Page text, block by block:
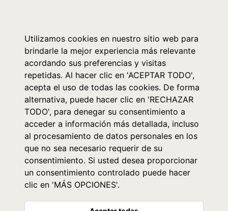
Utilizamos cookies en nuestro sitio web para
brindarle la mejor experiencia más relevante
acordando sus preferencias y visitas
repetidas. Al hacer clic en 'ACEPTAR TODO',
acepta el uso de todas las cookies. De forma
alternativa, puede hacer clic en 'RECHAZAR
TODO', para denegar su consentimiento a
acceder a información más detallada, incluso
al procesamiento de datos personales en los
que no sea necesario requerir de su
consentimiento. Si usted desea proporcionar
un consentimiento controlado puede hacer
clic en 'MÁS OPCIONES'.